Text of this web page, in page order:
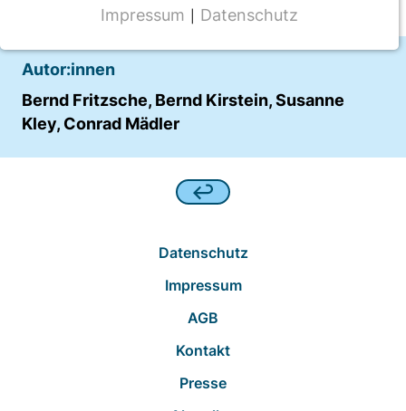
Autor:innen
Bernd Fritzsche, Bernd Kirstein, Susanne
Kley, Conrad Mädler
Datenschutz
Impressum
AGB
Kontakt
Presse
NOTWENDIGE COOKIES
CMS Cookie
Name:
fe_typo_user
Anbieter:
Wir werten das Nutzerverhalten mit
Impressum Datenschutz